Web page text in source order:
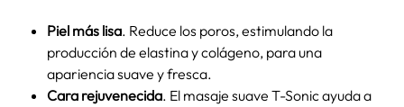
Piel más lisa. Reduce los poros, estimulando la
producción de elastina y colágeno, para una
apariencia suave y fresca.
Cara rejuvenecida. El masaje suave T-Sonic ayuda a